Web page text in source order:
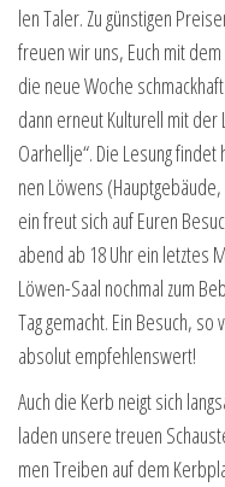
len Taler. Zu güns­ti­gen
freu­en wir uns, Euch mit
die neue Woche
dann erneut Kul­tu­rell mit der
Oar­hell­je“. Die Lesung
nen Löwens
ein freut sich auf Euren
abend ab 18 Uhr ein letz­tes
Löwen-Saal noch­mal zum
Tag gemacht. Ein Besuch,
abso­lut empfehlenswert!
Auch die Kerb neigt sich
laden unse­re treu­en
men Trei­ben auf dem